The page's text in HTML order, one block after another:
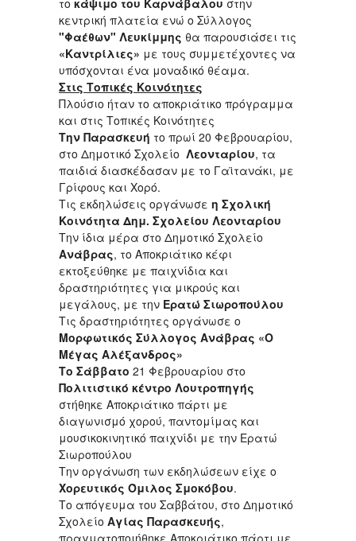
κεντρική πλατεία ενώ ο Σύλλογος
"Φαέθων" Λευκίμμης θα παρουσιάσει τις
«Καντρίλιες» με τους συμμετέχοντες να
υπόσχονται ένα μοναδικό θέαμα.
Στις Τοπικές Κοινότητες
Πλούσιο ήταν το αποκριάτικο πρόγραμμα
και στις Τοπικές Κοινότητες
Την Παρασκευή το πρωί 20 Φεβρουαρίου,
στο Δημοτικό Σχολείο Λεονταρίου, τα
παιδιά διασκέδασαν με το Γαϊτανάκι, με
Γρίφους και Χορό.
Τις εκδηλώσεις οργάνωσε η Σχολική
Κοινότητα Δημ. Σχολείου Λεονταρίου
Την ίδια μέρα στο Δημοτικό Σχολείο
Ανάβρας, το Αποκριάτικο κέφι
εκτοξεύθηκε με παιχνίδια και
δραστηριότητες για μικρούς και
μεγάλους, με την Ερατώ Σιωροπούλου
Τις δραστηριότητες οργάνωσε ο
Μορφωτικός Σύλλογος Ανάβρας «Ο
Μέγας Αλέξανδρος»
Το Σάββατο 21 Φεβρουαρίου στο
Πολιτιστικό κέντρο Λουτροπηγής
στήθηκε Αποκριάτικο πάρτι με
διαγωνισμό χορού, παντομίμας και
μουσικοκινητικό παιχνίδι με την Ερατώ
Σιωροπούλου
Την οργάνωση των εκδηλώσεων είχε ο
Χορευτικός Όμιλος Σμοκόβου.
Το απόγευμα του Σαββάτου, στο Δημοτικό
Σχολείο Αγίας Παρασκευής,
πραγματοποιήθηκε Αποκριάτικο πάρτι με